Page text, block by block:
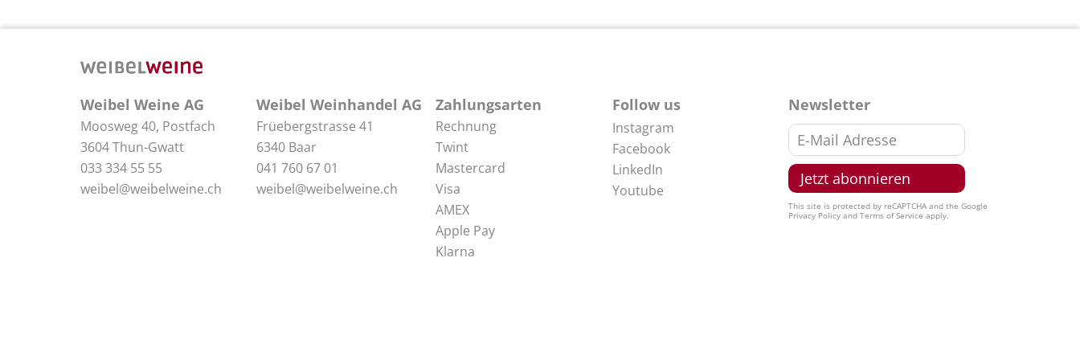
Weibel Weine AG
Moosweg 40, Postfach
3604 Thun-Gwatt
033 334 55 55
weibel@weibelweine.ch
Weibel Weinhandel AG
Früebergstrasse 41
6340 Baar
041 760 67 01
weibel@weibelweine.ch
Zahlungsarten
Rechnung
Twint
Mastercard
Visa
AMEX
Apple Pay
Klarna
Follow us
Instagram
Facebook
LinkedIn
Youtube
Newsletter
This site is protected by reCAPTCHA and the Google
Privacy Policyand Terms of Service apply.